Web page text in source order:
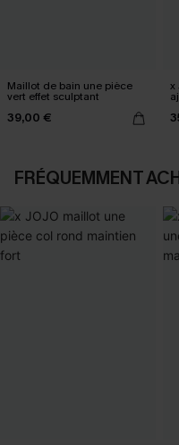
Maillot de bain une pièce
vert effet sculptant
39,00 €
x
FRÉQUEMMENT